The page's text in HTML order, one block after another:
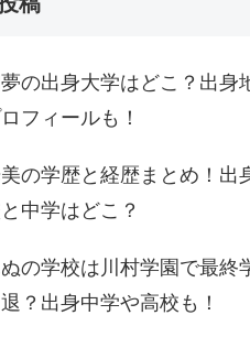
の出身大学はどこ？出身
フィールも！
の学歴と経歴まとめ！出
中学はどこ？
の学校は川村学園で最終
？出身中学や高校も！